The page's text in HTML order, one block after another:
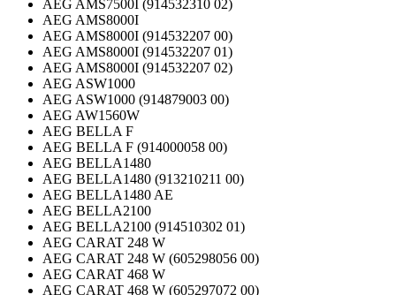
AEG AMS7500I (914532310 02)
AEG AMS8000I
AEG AMS8000I (914532207 00)
AEG AMS8000I (914532207 01)
AEG AMS8000I (914532207 02)
AEG ASW1000
AEG ASW1000 (914879003 00)
AEG AW1560W
AEG BELLA F
AEG BELLA F (914000058 00)
AEG BELLA1480
AEG BELLA1480 (913210211 00)
AEG BELLA1480 AE
AEG BELLA2100
AEG BELLA2100 (914510302 01)
AEG CARAT 248 W
AEG CARAT 248 W (605298056 00)
AEG CARAT 468 W
AEG CARAT 468 W (605297072 00)